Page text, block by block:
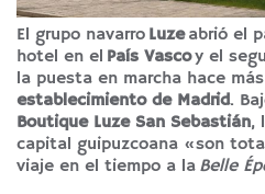
El grupo navarro Luzeabrió el
hotel en el País Vascoy el
la puesta en marcha hace
establecimiento de Madrid.
Boutique Luze San Sebastián,
capital guipuzcoana «son
viaje en el tiempo a la Belle